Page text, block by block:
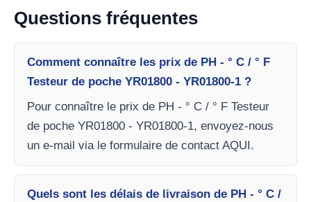
Questions fréquentes
Comment connaître les prix de PH - ° C / ° F
Testeur de poche YR01800 - YR01800-1 ?
Pour connaître le prix de PH - ° C / ° F Testeur
de poche YR01800 - YR01800-1, envoyez-nous
un e-mail via le formulaire de contact AQUI.
Quels sont les délais de livraison de PH - ° C /